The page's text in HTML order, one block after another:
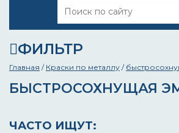
ФИЛЬТР
Главная / Краски по металлу /
БЫСТРОСОХНУЩАЯ
ЧАСТО ИЩУТ: